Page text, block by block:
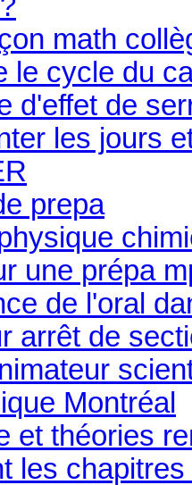
math
le cycle du
d'effet de
les jours
prepa
une prépa
de l'oral
arrêt de
Montréal
et théories
les